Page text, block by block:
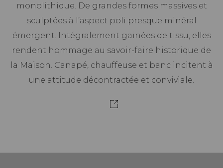
monolithique. De grandes formes massives et
sculptées à l’aspect poli presque minéral
émergent. Intégralement gainées de tissu, elles
rendent hommage au savoir-faire historique de
la Maison. Canapé, chauffeuse et banc incitent à
une attitude décontractée et conviviale.